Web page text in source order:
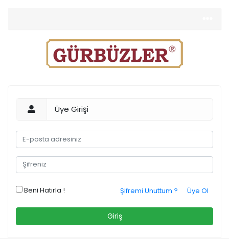
Üye Girişi
Beni Hatırla ! Üye Ol
Şifremi Unuttum ?